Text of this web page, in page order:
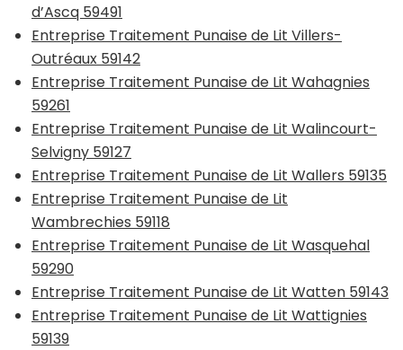
d’Ascq 59491
Entreprise Traitement Punaise de Lit Villers-
Outréaux 59142
Entreprise Traitement Punaise de Lit Wahagnies
59261
Entreprise Traitement Punaise de Lit Walincourt-
Selvigny 59127
Entreprise Traitement Punaise de Lit Wallers 59135
Entreprise Traitement Punaise de Lit
Wambrechies 59118
Entreprise Traitement Punaise de Lit Wasquehal
59290
Entreprise Traitement Punaise de Lit Watten 59143
Entreprise Traitement Punaise de Lit Wattignies
59139